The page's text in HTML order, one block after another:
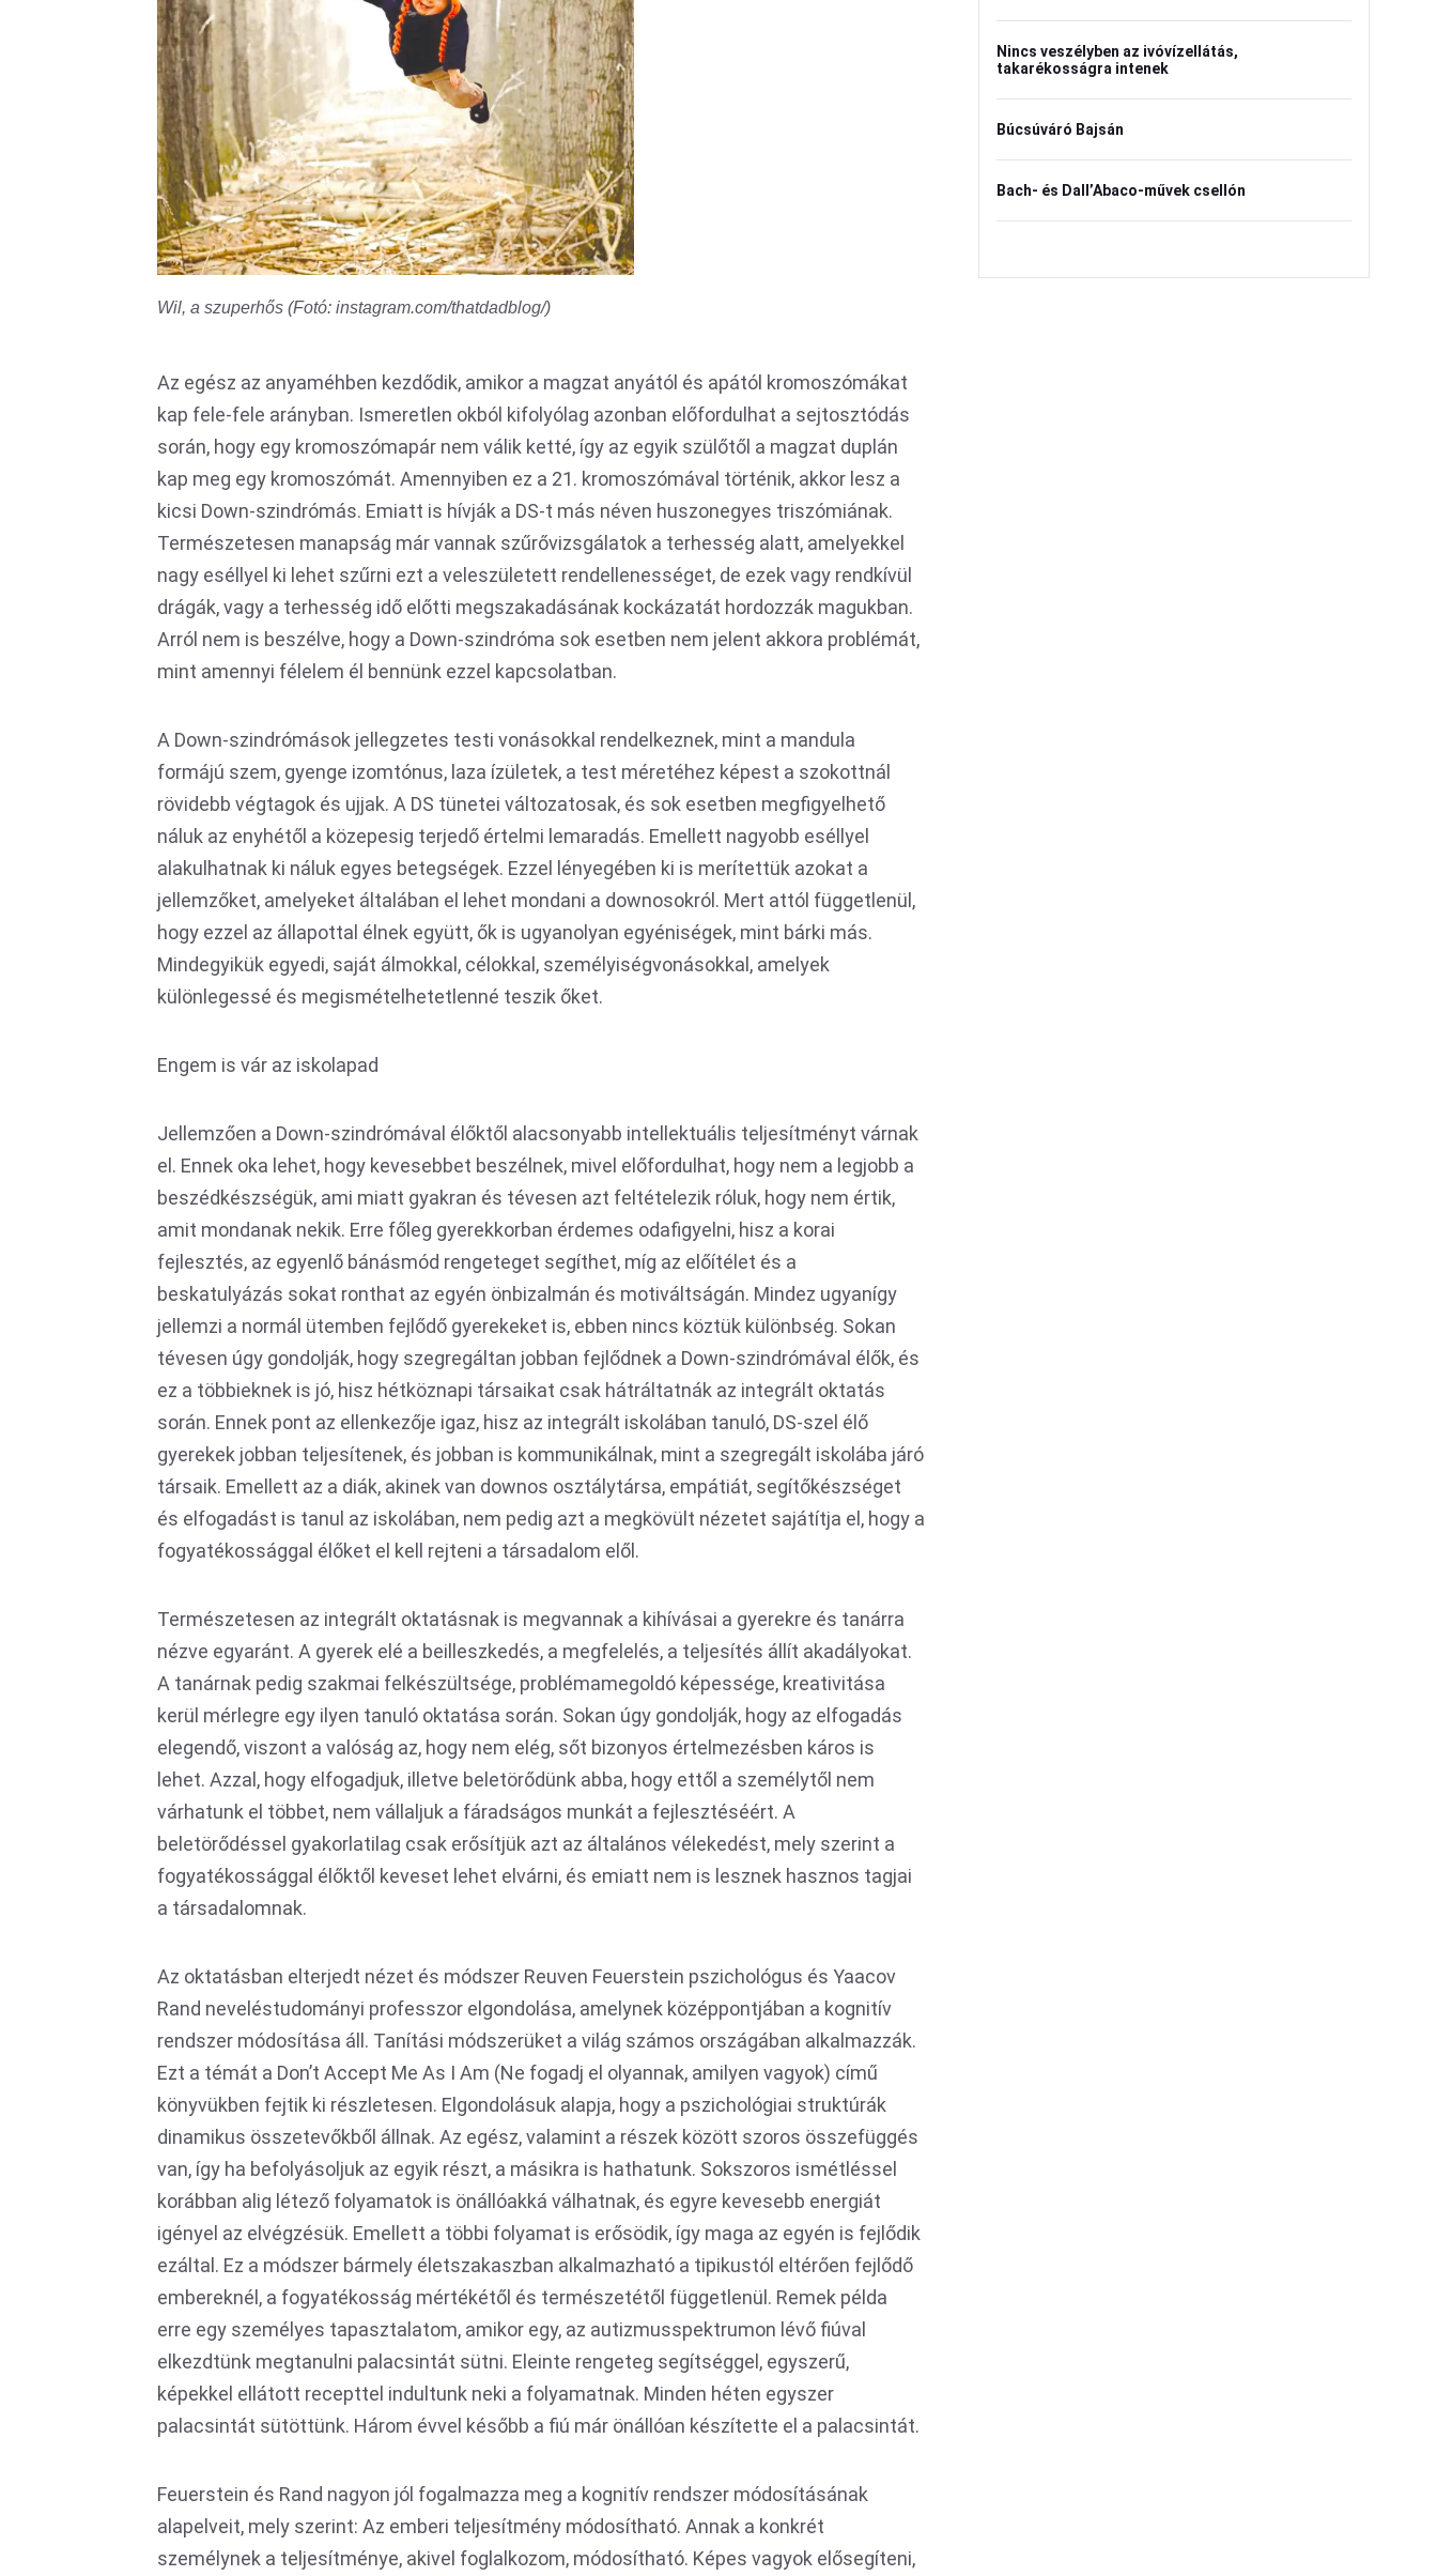
Wil, a szuperhős (Fotó: instagram.com/thatdadblog/)
Az egész az anyaméhben kezdődik, amikor a magzat anyától és apától kromoszómákat
kap fele-fele arányban. Ismeretlen okból kifolyólag azonban előfordulhat a sejtosztódás
során, hogy egy kromoszómapár nem válik ketté, így az egyik szülőtől a magzat duplán
kap meg egy kromoszómát. Amennyiben ez a 21. kromoszómával történik, akkor lesz a
kicsi Down-szindrómás. Emiatt is hívják a DS-t más néven huszonegyes triszómiának.
Természetesen manapság már vannak szűrővizsgálatok a terhesség alatt, amelyekkel
nagy eséllyel ki lehet szűrni ezt a veleszületett rendellenességet, de ezek vagy rendkívül
drágák, vagy a terhesség idő előtti megszakadásának kockázatát hordozzák magukban.
Arról nem is beszélve, hogy a Down-szindróma sok esetben nem jelent akkora problémát,
mint amennyi félelem él bennünk ezzel kapcsolatban.
A Down-szindrómások jellegzetes testi vonásokkal rendelkeznek, mint a mandula
formájú szem, gyenge izomtónus, laza ízületek, a test méretéhez képest a szokottnál
rövidebb végtagok és ujjak. A DS tünetei változatosak, és sok esetben megfigyelhető
náluk az enyhétől a közepesig terjedő értelmi lemaradás. Emellett nagyobb eséllyel
alakulhatnak ki náluk egyes betegségek. Ezzel lényegében ki is merítettük azokat a
jellemzőket, amelyeket általában el lehet mondani a downosokról. Mert attól függetlenül,
hogy ezzel az állapottal élnek együtt, ők is ugyanolyan egyéniségek, mint bárki más.
Mindegyikük egyedi, saját álmokkal, célokkal, személyiségvonásokkal, amelyek
különlegessé és megismételhetetlenné teszik őket.
Engem is vár az iskolapad
Jellemzően a Down-szindrómával élőktől alacsonyabb intellektuális teljesítményt várnak
el. Ennek oka lehet, hogy kevesebbet beszélnek, mivel előfordulhat, hogy nem a legjobb a
beszédkészségük, ami miatt gyakran és tévesen azt feltételezik róluk, hogy nem értik,
amit mondanak nekik. Erre főleg gyerekkorban érdemes odafigyelni, hisz a korai
fejlesztés, az egyenlő bánásmód rengeteget segíthet, míg az előítélet és a
beskatulyázás sokat ronthat az egyén önbizalmán és motiváltságán. Mindez ugyanígy
jellemzi a normál ütemben fejlődő gyerekeket is, ebben nincs köztük különbség. Sokan
tévesen úgy gondolják, hogy szegregáltan jobban fejlődnek a Down-szindrómával élők, és
ez a többieknek is jó, hisz hétköznapi társaikat csak hátráltatnák az integrált oktatás
során. Ennek pont az ellenkezője igaz, hisz az integrált iskolában tanuló, DS-szel élő
gyerekek jobban teljesítenek, és jobban is kommunikálnak, mint a szegregált iskolába járó
társaik. Emellett az a diák, akinek van downos osztálytársa, empátiát, segítőkészséget
és elfogadást is tanul az iskolában, nem pedig azt a megkövült nézetet sajátítja el, hogy a
fogyatékossággal élőket el kell rejteni a társadalom elől.
Természetesen az integrált oktatásnak is megvannak a kihívásai a gyerekre és tanárra
nézve egyaránt. A gyerek elé a beilleszkedés, a megfelelés, a teljesítés állít akadályokat.
A tanárnak pedig szakmai felkészültsége, problémamegoldó képessége, kreativitása
kerül mérlegre egy ilyen tanuló oktatása során. Sokan úgy gondolják, hogy az elfogadás
elegendő, viszont a valóság az, hogy nem elég, sőt bizonyos értelmezésben káros is
lehet. Azzal, hogy elfogadjuk, illetve beletörődünk abba, hogy ettől a személytől nem
várhatunk el többet, nem vállaljuk a fáradságos munkát a fejlesztéséért. A
beletörődéssel gyakorlatilag csak erősítjük azt az általános vélekedést, mely szerint a
fogyatékossággal élőktől keveset lehet elvárni, és emiatt nem is lesznek hasznos tagjai
a társadalomnak.
Az oktatásban elterjedt nézet és módszer Reuven Feuerstein pszichológus és Yaacov
Rand neveléstudományi professzor elgondolása, amelynek középpontjában a kognitív
rendszer módosítása áll. Tanítási módszerüket a világ számos országában alkalmazzák.
Ezt a témát a Don’t Accept Me As I Am (Ne fogadj el olyannak, amilyen vagyok) című
könyvükben fejtik ki részletesen. Elgondolásuk alapja, hogy a pszichológiai struktúrák
dinamikus összetevőkből állnak. Az egész, valamint a részek között szoros összefüggés
van, így ha befolyásoljuk az egyik részt, a másikra is hathatunk. Sokszoros ismétléssel
korábban alig létező folyamatok is önállóakká válhatnak, és egyre kevesebb energiát
igényel az elvégzésük. Emellett a többi folyamat is erősödik, így maga az egyén is fejlődik
ezáltal. Ez a módszer bármely életszakaszban alkalmazható a tipikustól eltérően fejlődő
embereknél, a fogyatékosság mértékétől és természetétől függetlenül. Remek példa
erre egy személyes tapasztalatom, amikor egy, az autizmusspektrumon lévő fiúval
elkezdtünk megtanulni palacsintát sütni. Eleinte rengeteg segítséggel, egyszerű,
képekkel ellátott recepttel indultunk neki a folyamatnak. Minden héten egyszer
palacsintát sütöttünk. Három évvel később a fiú már önállóan készítette el a palacsintát.
Feuerstein és Rand nagyon jól fogalmazza meg a kognitív rendszer módosításának
alapelveit, mely szerint: Az emberi teljesítmény módosítható. Annak a konkrét
személynek a teljesítménye, akivel foglalkozom, módosítható. Képes vagyok elősegíteni,
Nincs veszélyben az ivóvízellátás,
takarékosságra intenek
Búcsúváró Bajsán
Bach- és Dall’Abaco-művek csellón